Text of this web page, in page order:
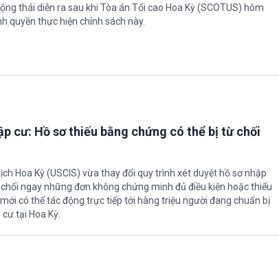
thái diễn ra sau khi Tòa án Tối cao Hoa Kỳ (SCOTUS) hôm
quyền thực hiện chính sách này.
cư: Hồ sơ thiếu bằng chứng có thể bị từ chối
Hoa Kỳ (USCIS) vừa thay đổi quy trình xét duyệt hồ sơ nhập
ngay những đơn không chứng minh đủ điều kiện hoặc thiếu
có thể tác động trực tiếp tới hàng triệu người đang chuẩn bị
tại Hoa Kỳ.